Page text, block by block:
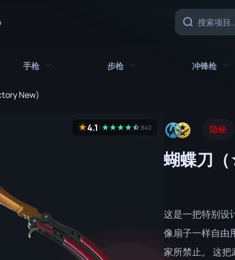
手枪
CZ75 自动
Glock-18
P2000
步枪
AK-47
加利尔 AR
冲锋枪
MAC-
P90
PP-
New)
★4.1 ★★★★★
☆840 隐秘
蝴蝶刀
这是一把特别设
像扇子一样自由
家所禁止。 这